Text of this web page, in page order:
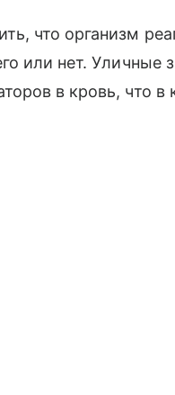
что организм
или нет.
в кровь, что в